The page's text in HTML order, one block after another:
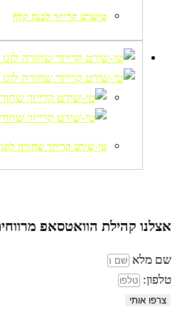
טישרט קרייזר לבנה קלף
טי-שירט קרייזר שחורה
אצלנו קהילת הוואטסאפ
שם מלא
טלפון:
צרפו אותי